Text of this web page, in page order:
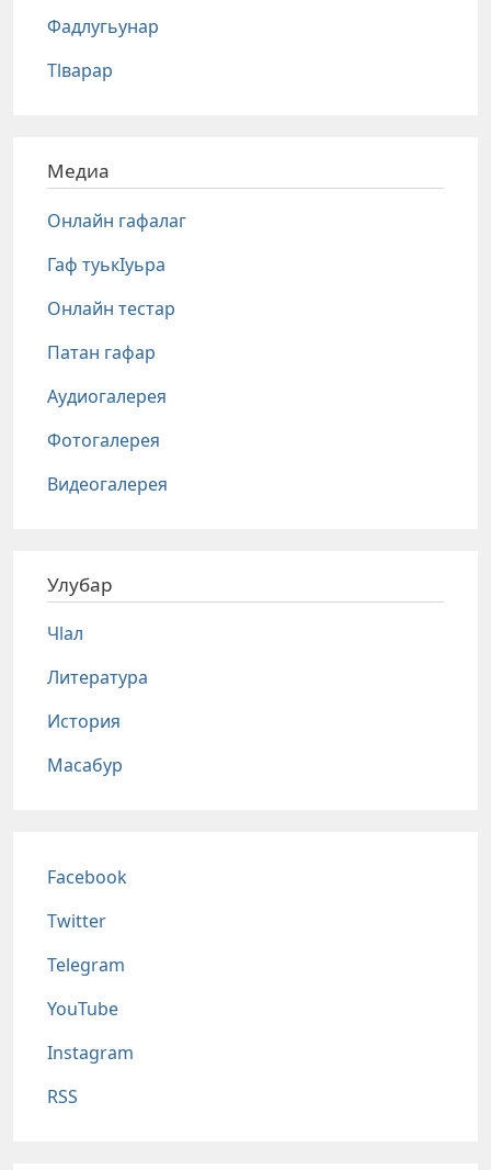
Фадлугьунар
Тlварар
Медиа
Онлайн гафалаг
Гаф туькIуьра
Онлайн тестар
Патан гафар
Аудиогалерея
Фотогалерея
Видеогалерея
Улубар
Чlал
Литература
История
Масабур
Соц сети
Facebook
Twitter
Telegram
YouTube
Instagram
RSS